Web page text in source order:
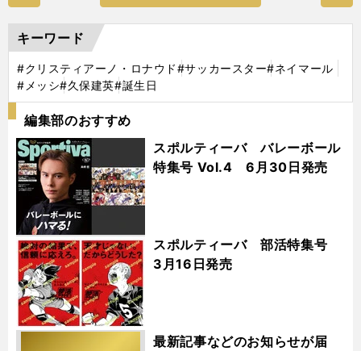
キーワード
#クリスティアーノ・ロナウド#サッカースター#ネイマール
#メッシ#久保建英#誕生日
編集部のおすすめ
スポルティーバ バレーボール
特集号 Vol.4 6月30日発売
スポルティーバ 部活特集号
3月16日発売
最新記事などのお知らせが届